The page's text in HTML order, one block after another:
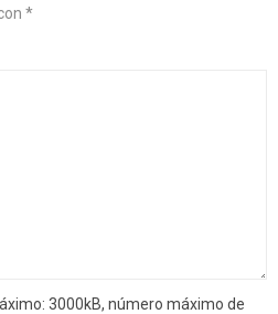
*
3000kB, número máximo de